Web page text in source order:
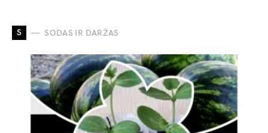
S SODAS IR DARŽAS